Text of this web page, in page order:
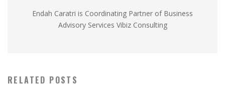
Endah Caratri is Coordinating Partner of Business
Advisory Services Vibiz Consulting
RELATED POSTS